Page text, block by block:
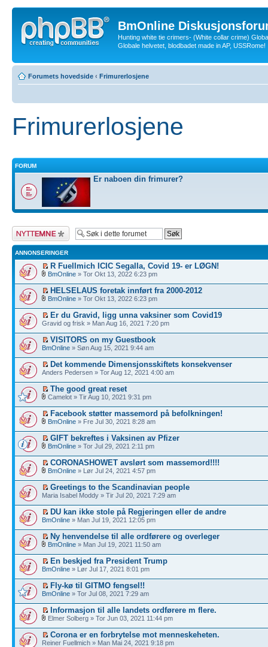
BmOnline
Hunting white tie crimers- (White collar crime)
Globale helvetet, blodbadet made in AP, USSRome!
Forumets hovedside ‹ Frimurerlosjene
Frimurerlosjene
FORUM
Er naboen din frimurer?
Legg inn et nytt
emne
ANNONSERINGER
R Fuellmich ICIC Segalla, Covid 19- er LØGN!
BmOnline » Tor Okt 13, 2022 6:23 pm
HELSELAUS foretak innført fra 2000-2012
BmOnline » Tor Okt 13, 2022 6:23 pm
Er du Gravid, ligg unna vaksiner som Covid19
Gravid og frisk » Man Aug 16, 2021 7:20 pm
VISITORS on my Guestbook
BmOnline » Søn Aug 15, 2021 9:44 am
Det kommende Dimensjonsskiftets konsekvenser
Anders Pedersen » Tor Aug 12, 2021 4:00 am
The good great reset
Camelot » Tir Aug 10, 2021 9:31 pm
Facebook støtter massemord på befolkningen!
BmOnline » Fre Jul 30, 2021 8:28 am
GIFT bekreftes i Vaksinen av Pfizer
BmOnline » Tor Jul 29, 2021 2:11 pm
CORONASHOWET avslørt som massemord!!!!
BmOnline » Lør Jul 24, 2021 4:57 pm
Greetings to the Scandinavian people
Maria Isabel Moddy » Tir Jul 20, 2021 7:29 am
DU kan ikke stole på Regjeringen eller de andre
BmOnline » Man Jul 19, 2021 12:05 pm
Ny henvendelse til alle ordførere og overleger
BmOnline » Man Jul 19, 2021 11:50 am
En beskjed fra President Trump
BmOnline » Lør Jul 17, 2021 8:01 pm
Fly-kø til GITMO fengsel!!
BmOnline » Tor Jul 08, 2021 7:29 am
Informasjon til alle landets ordførere m flere.
Elmer Solberg » Tor Jun 03, 2021 11:44 pm
Corona er en forbrytelse mot menneskeheten.
Reiner Fuellmich » Man Mai 24, 2021 9:18 pm